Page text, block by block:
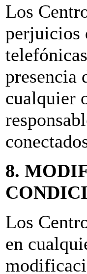
Los
perjuicios
presencia
cualquier
8.
Los
en